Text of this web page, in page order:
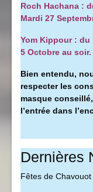
Roch Hachana :
Mardi 27
Yom Kippour : du
5 Octobre au soir.
Bien entendu,
respecter les
masque
l’entrée dans
Dernières
Fêtes de Chavouot